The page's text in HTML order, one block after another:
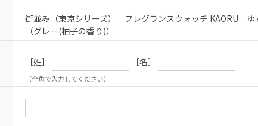
街並み（東京シリーズ） フレグランスウォッチ KAORU ゆ
（グレー(柚子の香り)）
［姓］ ［名］
（全角で入力してください）